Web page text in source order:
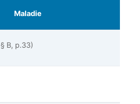
Maladie
B, p.33)